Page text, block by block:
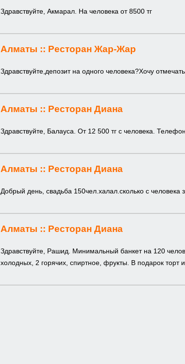
Здравствуйте, Акмарал. На человека от 8500 тг
Алматы :: Ресторан Жар-Жар
Здравствуйте,депозит на одного человека?Хочу
Алматы :: Ресторан Диана
Здравствуйте, Балауса. От 12 500 тг с человека.
Алматы :: Ресторан Диана
Добрый день, свадьба 150чел.халал.сколько с человека
Алматы :: Ресторан Диана
Здравствуйте, Рашид. Минимальный банкет на 120
холодных, 2 горячих, спиртное, фрукты. В подарок